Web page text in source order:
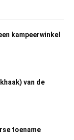
kampeerwinkel
van de
toename